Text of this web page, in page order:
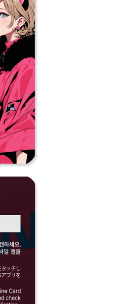
PAYCO 바로구매